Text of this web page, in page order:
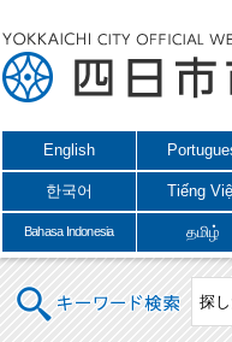
English
한국어 Tiếng
Bahasa Indonesia தமிழ்
キーワード検索